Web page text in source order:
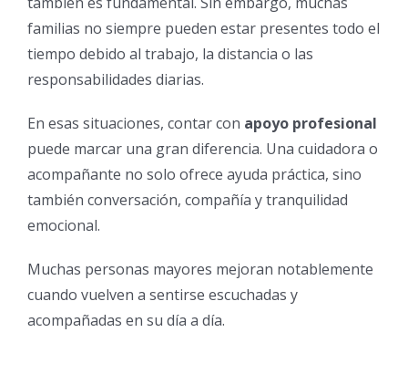
familias no siempre pueden estar presentes todo el
tiempo debido al trabajo, la distancia o las
responsabilidades diarias.
En esas situaciones, contar con apoyo profesional
puede marcar una gran diferencia. Una cuidadora o
acompañante no solo ofrece ayuda práctica, sino
también conversación, compañía y tranquilidad
emocional.
Muchas personas mayores mejoran notablemente
cuando vuelven a sentirse escuchadas y
acompañadas en su día a día.